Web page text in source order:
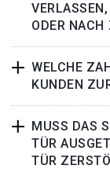
ODER NACH
WELCHE
KUNDEN
MUSS DAS
TÜR
TÜR